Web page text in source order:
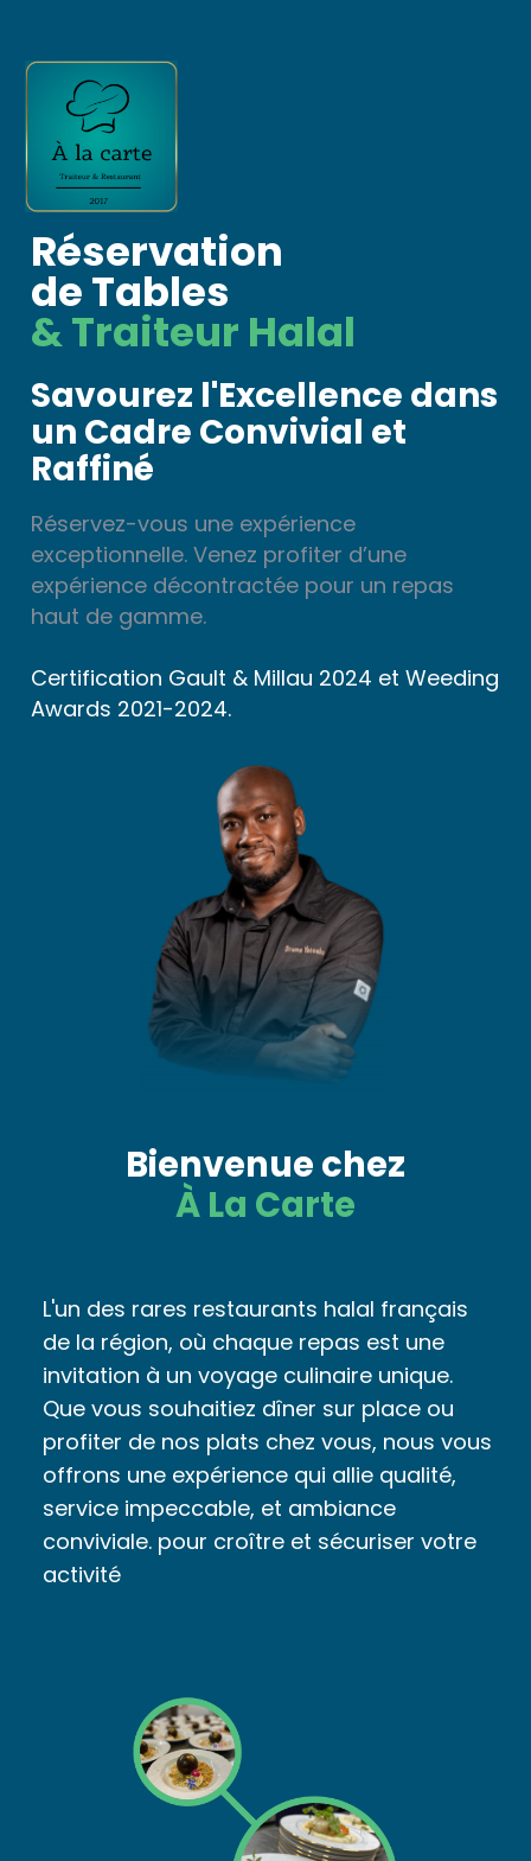
Réservation
de Tables
& Traiteur Halal
Savourez l'Excellence dans
un Cadre Convivial et
Raffiné
Réservez-vous une expérience
exceptionnelle. Venez profiter d’une
expérience décontractée pour un repas
haut de gamme.
Certification Gault & Millau 2024 et Weeding
Awards 2021-2024.
Bienvenue chez
À La Carte
L'un des rares restaurants halal français
de la région, où chaque repas est une
invitation à un voyage culinaire unique.
Que vous souhaitiez dîner sur place ou
profiter de nos plats chez vous, nous vous
offrons une expérience qui allie qualité,
service impeccable, et ambiance
conviviale. pour croître et sécuriser votre
activité